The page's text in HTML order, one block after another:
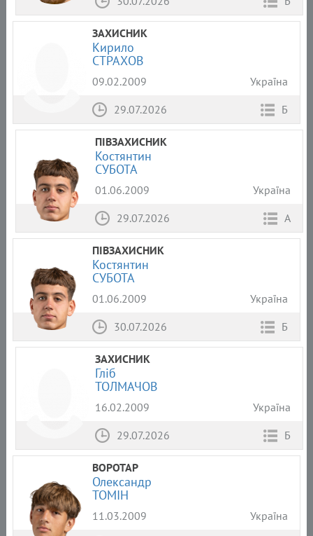
ЗАХИСНИК
Кирило
СТРАХОВ
09.02.2009
Україна
29.07.2026
Б
ПІВЗАХИСНИК
Костянтин
СУБОТА
01.06.2009
Україна
29.07.2026
А
ПІВЗАХИСНИК
Костянтин
СУБОТА
01.06.2009
Україна
30.07.2026
Б
ЗАХИСНИК
Гліб
ТОЛМАЧОВ
16.02.2009
Україна
29.07.2026
Б
ВОРОТАР
Олександр
ТОМІН
11.03.2009
Україна